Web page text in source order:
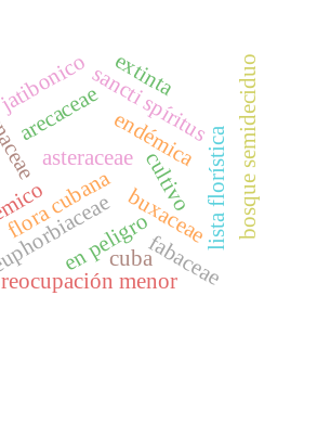
asteraceae
flora cubana
en peligro
endémica
arecaceae
cultivo
fabaceae
jatibonicosancti spíritus
lista florísticabosque semideciduo
buxaceae
cuba
menor
extinta